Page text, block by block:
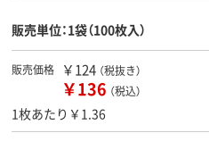
販売単位：1袋（100枚入）
販売価格 ￥124 （税抜き）
￥136 （税込）
1枚あたり￥1.36